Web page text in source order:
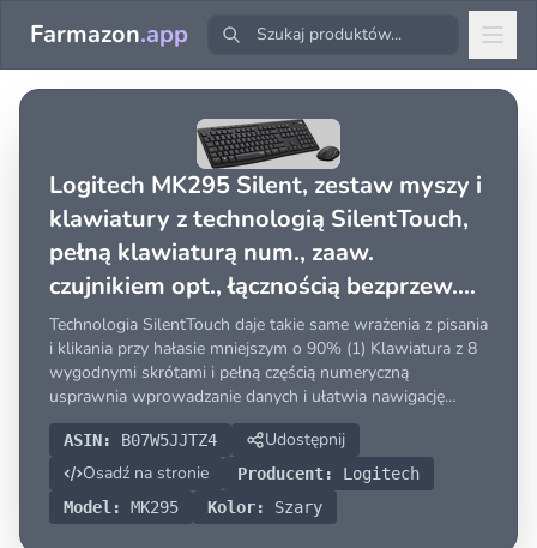
Farmazon.app
Logitech MK295 Silent, zestaw myszy i
klawiatury z technologią SilentTouch,
pełną klawiaturą num., zaaw.
czujnikiem opt., łącznością bezprzew.
bez opóźnień, 90% cichszą pracą,
QWERTY US Intl - Szary
Technologia SilentTouch daje takie same wrażenia z pisania
i klikania przy hałasie mniejszym o 90% (1) Klawiatura z 8
wygodnymi skrótami i pełną częścią numeryczną
usprawnia wprowadzanie danych i ułatwia nawigację
Dostęp jednym dotykiem do funkcji odtwarzania/pauzy,
regulacji głośności, wyciszania i Internetu Wyprofilo
ASIN: B07W5JJTZ4
Udostępnij
Osadź na stronie
Producent:
Logitech
Model:
MK295 Kolor: Szary